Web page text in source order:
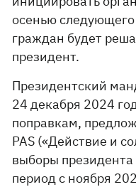
осенью следующего
граждан будет
президент.
Президентский
24 декабря 2024
поправкам,
PAS («Действие и
выборы
период с ноября